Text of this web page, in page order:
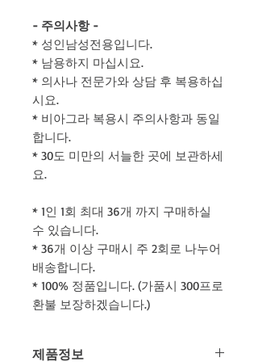
- 주의사항 -
* 성인남성전용입니다.
* 남용하지 마십시요.
* 의사나 전문가와 상담 후 복용하십
시요.
* 비아그라 복용시 주의사항과 동일
합니다.
* 30도 미만의 서늘한 곳에 보관하세
요.
* 1인 1회 최대 36개 까지 구매하실
수 있습니다.
* 36개 이상 구매시 주 2회로 나누어
배송합니다.
* 100% 정품입니다. (가품시 300프로
환불 보장하겠습니다.)
제품정보